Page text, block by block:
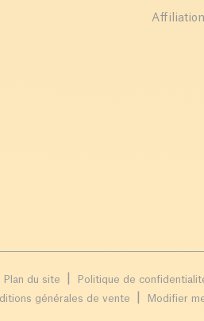
Plan du site Politique de
générales de vente
Modifier